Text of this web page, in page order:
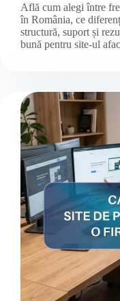
Află cum alegi între
în România, ce
structură, suport și
bună pentru site-ul